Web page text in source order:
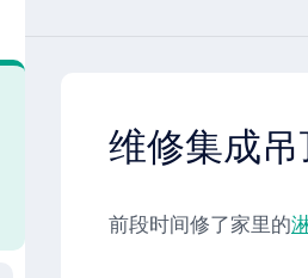
维修集成
前段时间修了家里的